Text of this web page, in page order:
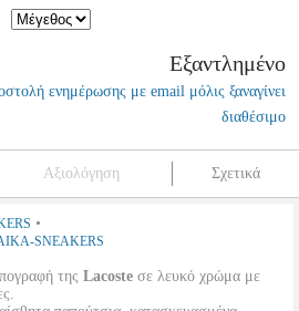
Εξαντλημένο
ενημέρωσης με email μόλις ξαναγίνει
διαθέσιμο
Αξιολόγηση Σχετικά
•
SNEAKERS
της Lacoste σε λευκό χρώμα με